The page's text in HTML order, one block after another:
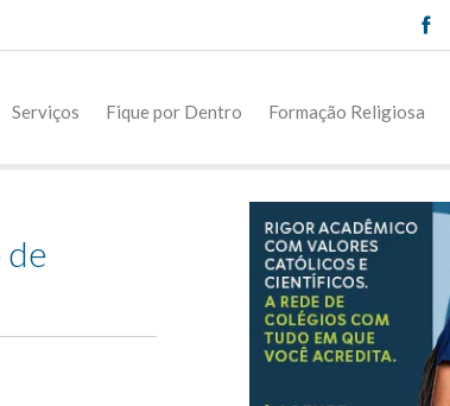
Serviços Fique por Dentro Formação Religiosa
de